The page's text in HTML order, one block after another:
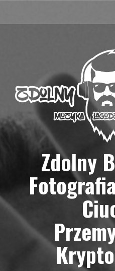
treści
Zdolny